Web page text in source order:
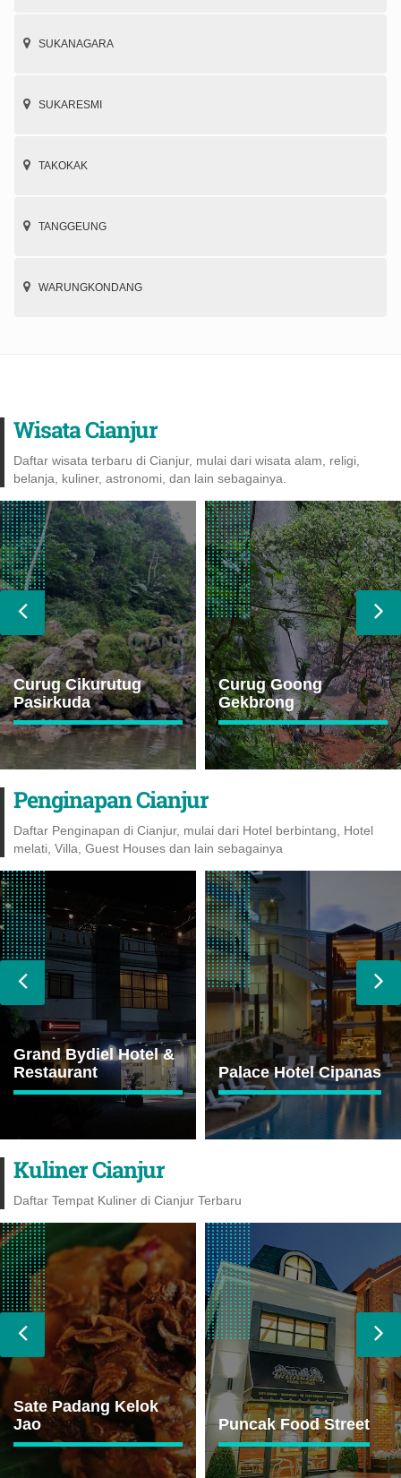
SUKANAGARA
SUKARESMI
TAKOKAK
TANGGEUNG
WARUNGKONDANG
Wisata Cianjur
Daftar wisata terbaru di Cianjur, mulai dari wisata alam, religi,
belanja, kuliner, astronomi, dan lain sebagainya.
Curug Cikurutug
Pasirkuda
Curug Goong
Gekbrong
Penginapan Cianjur
Daftar Penginapan di Cianjur, mulai dari Hotel berbintang, Hotel
melati, Villa, Guest Houses dan lain sebagainya
Grand Bydiel Hotel &
Restaurant
Palace Hotel Cipanas
Kuliner Cianjur
Daftar Tempat Kuliner di Cianjur Terbaru
Sate Padang Kelok
Jao
Puncak Food Street